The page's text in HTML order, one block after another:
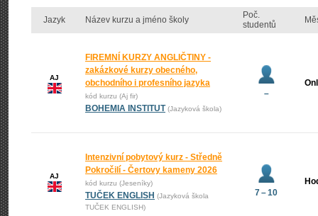
Jazyk Název kurzu a jméno školy
Poč.
studentů
AJ
FIREMNÍ KURZY ANGLIČTINY -
zakázkové kurzy obecného,
obchodního i profesního jazyka
kód kurzu (Aj fir)
BOHEMIA INSTITUT (Jazyková škola)
–
AJ
Intenzivní pobytový kurz - Středně
Pokročilí - Čertovy kameny 2026
kód kurzu (Jeseníky)
TUČEK ENGLISH (Jazyková škola
TUČEK ENGLISH)
7 – 10